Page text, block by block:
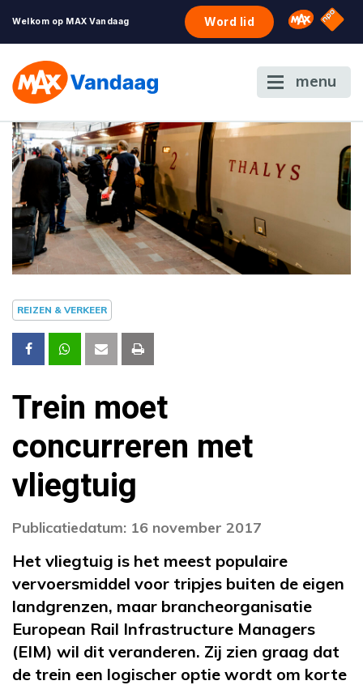
Welkom op MAX Vandaag Word lid Omroep
NPO
menu
REIZEN & VERKEER
Trein moet
concurreren met
vliegtuig
Publicatiedatum: 16 november 2017
Het vliegtuig is het meest populaire
vervoersmiddel voor tripjes buiten de eigen
landgrenzen, maar brancheorganisatie
European Rail Infrastructure Managers
(EIM) wil dit veranderen. Zij zien graag dat
de trein een logischer optie wordt om korte